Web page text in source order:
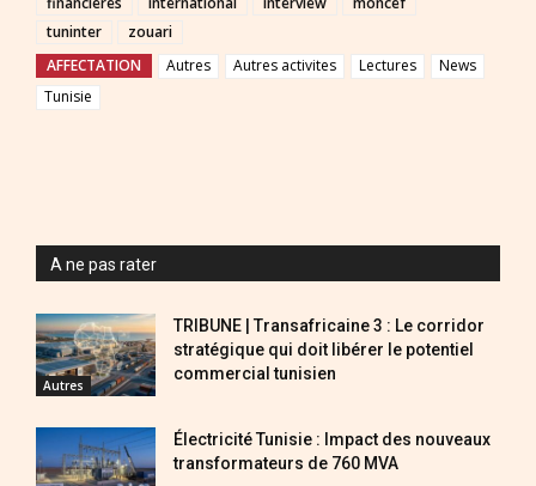
tuninter
zouari
AFFECTATION
Autres Autres activites Lectures
News
Tunisie
A ne pas rater
Autres
TRIBUNE | Transafricaine 3 : Le corridor
stratégique qui doit libérer le potentiel
commercial tunisien
Électricité Tunisie : Impact des nouveaux
transformateurs de 760 MVA